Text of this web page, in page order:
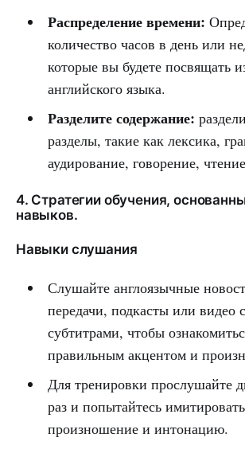
Распределение времени:
количество часов в день или
которые вы будете посвящать
английского языка.
Разделите содержание:
разделы, такие как лексика,
аудирование, говорение,
4. Стратегии обучения,
навыков.
Навыки слушания
Слушайте англоязычные
передачи, подкасты или видео с
субтитрами, чтобы
правильным акцентом и
Для тренировки прослушайте
раз и попытайтесь имитировать
произношение и интонацию.